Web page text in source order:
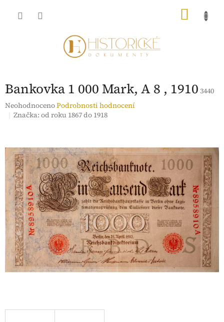
Bankovka 1 000 Mark, A 8 , 1910 3440
Průměrné
hodnocení
5
hvězdiček.
NeohodnocenoPodrobnosti hodnocení
Značka:od roku 1867 do 1918